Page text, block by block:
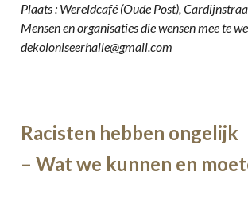
Plaats : Wereldcafé (Oude Post),
Mensen en organisaties die wensen mee te
dekoloniseerhalle@gmail.com
Racisten hebben ongelijk
– Wat we kunnen en